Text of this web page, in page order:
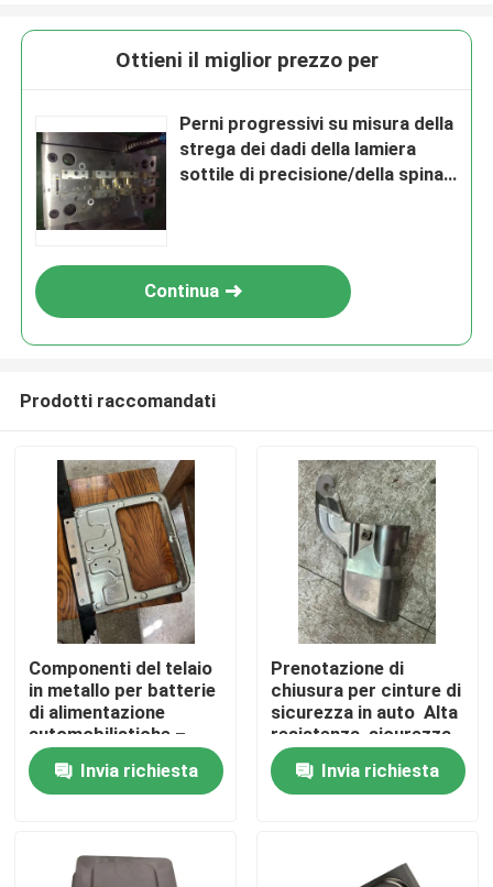
Casa
Video
Ottieni il miglior prezzo per
Perni progressivi su misura della
strega dei dadi della lamiera
sottile di precisione/della spina
Continua
Prodotti raccomandati
Componenti del telaio
in metallo per batterie
di alimentazione
automobilistiche –
Alta resistenza,
leggerezza, precisione
di montaggio
Invia richiesta
Prenotazione di
chiusura per cinture di
sicurezza in auto ️ Alta
resistenza, sicurezza
garantita, design
durevoleInvia richiesta